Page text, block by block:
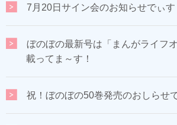
7月20日サイン会のお知らせでぃす
ぼのぼの最新号は「まんがライフ
載ってま～す！
祝！ぼのぼの50巻発売のおしらせ